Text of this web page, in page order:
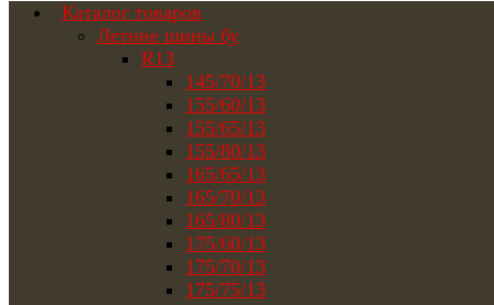
Каталог товаров
Летние шины бу
R13
145/70/13
155/60/13
155/65/13
155/80/13
165/65/13
165/70/13
165/80/13
175/60/13
175/70/13
175/75/13